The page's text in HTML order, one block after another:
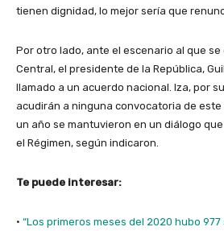
tienen dignidad, lo mejor sería que
Por otro lado, ante el escenario al que
Central, el presidente de la República,
llamado a un acuerdo nacional. Iza, por
acudirán a ninguna convocatoria de
un año se mantuvieron en un diálogo
el Régimen, según indicaron.
Te puede interesar:
· “Los primeros meses del 2020 hubo 977